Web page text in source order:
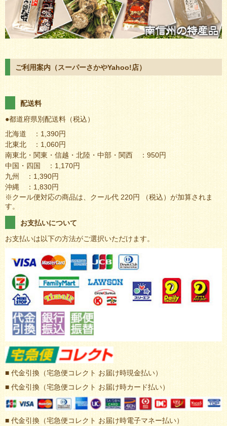
ご利用案内（スーパーさかやYahoo!店）
配送料
●都道府県別配送料（税込）
北海道 ：1,390円
北東北 ：1,060円
南東北・関東・信越・北陸・中部・関西 ：950円
中国・四国 ：1,170円
九州 ：1,390円
沖縄 ：1,830円
※クール便対応の商品は、クール代 220円 （税込）が加算されま
す。
お支払いについて
お支払いは以下の方法がご選択いただけます。
■ 代金引換（宅急便コレクト お届け時現金払い）
■ 代金引換（宅急便コレクト お届け時カード払い）
■ 代金引換（宅急便コレクト お届け時電子マネー払い）